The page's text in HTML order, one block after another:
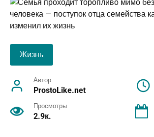
Жизнь
Автор
ProstoLike.net
Просмотры
2.9к.